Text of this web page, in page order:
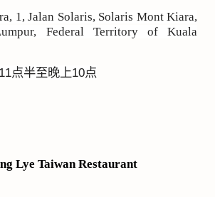
1, Jalan Solaris, Solaris Mont Kiara,
Federal Territory of Kuala
11点半至晚上10点
Lye Taiwan Restaurant